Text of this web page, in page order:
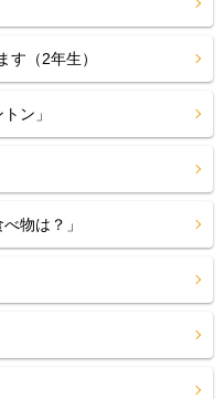
す（2年生）
ン」
物は？」